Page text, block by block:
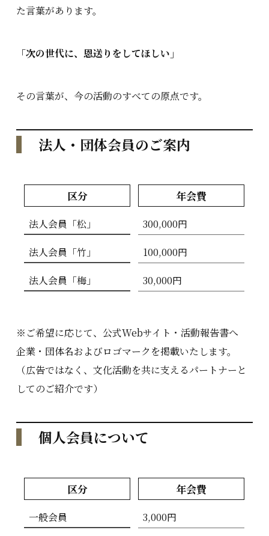
た言葉があります。
「次の世代に、恩送りをしてほしい」
その言葉が、今の活動のすべての原点です。
法人・団体会員のご案内
区分 年会費
法人会員「松」 300,000円
法人会員「竹」 100,000円
法人会員「梅」 30,000円
※ご希望に応じて、公式Webサイト・活動報告書へ
企業・団体名およびロゴマークを掲載いたします。
（広告ではなく、文化活動を共に支えるパートナーと
してのご紹介です）
個人会員について
区分 年会費
一般会員 3,000円